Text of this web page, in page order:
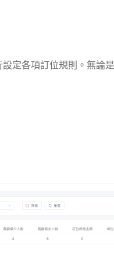
定各項訂位規則。無論